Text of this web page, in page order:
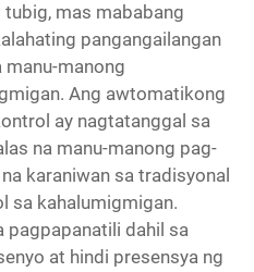
mas mababang
pangangailangan
manu-manong
Ang awtomatikong
ay nagtatanggal sa
na manu-manong pag-
karaniwan sa tradisyonal
sa kahalumigmigan.
pagpapanatili dahil sa
at hindi presensya ng